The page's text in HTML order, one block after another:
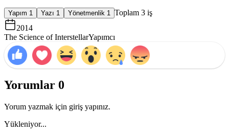
Yapım 1 Yazı 1 Yönetmenlik 1 Toplam 3 iş
2014
The Science of InterstellarYapımcı
Yorumlar 0
Yorum yazmak için giriş yapınız.
Yükleniyor...